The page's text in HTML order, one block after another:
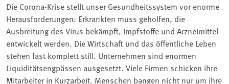
Die Corona-Krise stellt unser Gesundheitssystem vor enorme
Herausforderungen: Erkrankten muss geholfen, die
Ausbreitung des Virus bekämpft, Impfstoffe und Arzneimittel
entwickelt werden. Die Wirtschaft und das öffentliche Leben
stehen fast komplett still. Unternehmen sind enormen
Liquiditätsengpässen ausgesetzt. Viele Firmen schicken ihre
Mitarbeiter in Kurzarbeit. Menschen bangen nicht nur um ihre